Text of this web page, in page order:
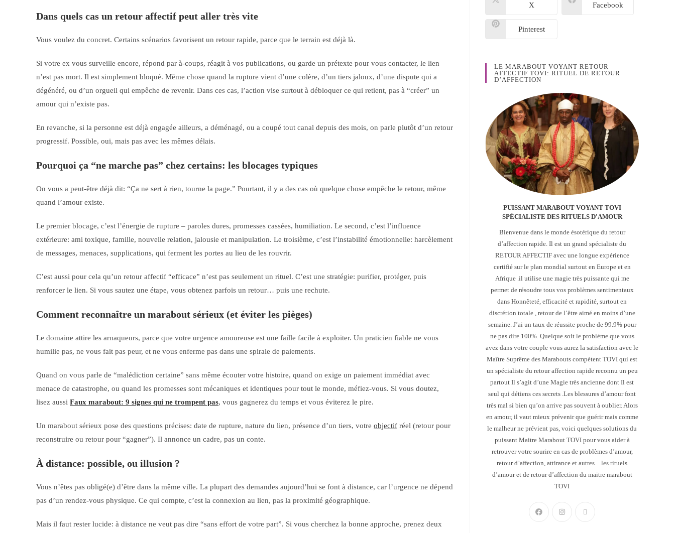
Dans quels cas un retour affectif peut aller très vite
Vous voulez du concret. Certains scénarios favorisent un retour rapide, parce que le terrain est déjà là.
Si votre ex vous surveille encore, répond par à-coups, réagit à vos publications, ou garde un prétexte pour vous contacter, le lien
n’est pas mort. Il est simplement bloqué. Même chose quand la rupture vient d’une colère, d’un tiers jaloux, d’une dispute qui a
dégénéré, ou d’un orgueil qui empêche de revenir. Dans ces cas, l’action vise surtout à débloquer ce qui retient, pas à “créer” un
amour qui n’existe pas.
En revanche, si la personne est déjà engagée ailleurs, a déménagé, ou a coupé tout canal depuis des mois, on parle plutôt d’un retour
progressif. Possible, oui, mais pas avec les mêmes délais.
Pourquoi ça “ne marche pas” chez certains: les blocages typiques
On vous a peut-être déjà dit: “Ça ne sert à rien, tourne la page.” Pourtant, il y a des cas où quelque chose empêche le retour, même
quand l’amour existe.
Le premier blocage, c’est l’énergie de rupture – paroles dures, promesses cassées, humiliation. Le second, c’est l’influence
extérieure: ami toxique, famille, nouvelle relation, jalousie et manipulation. Le troisième, c’est l’instabilité émotionnelle: harcèlement
de messages, menaces, supplications, qui ferment les portes au lieu de les rouvrir.
C’est aussi pour cela qu’un retour affectif “efficace” n’est pas seulement un rituel. C’est une stratégie: purifier, protéger, puis
renforcer le lien. Si vous sautez une étape, vous obtenez parfois un retour… puis une rechute.
Comment reconnaître un marabout sérieux (et éviter les pièges)
Le domaine attire les arnaqueurs, parce que votre urgence amoureuse est une faille facile à exploiter. Un praticien fiable ne vous
humilie pas, ne vous fait pas peur, et ne vous enferme pas dans une spirale de paiements.
Quand on vous parle de “malédiction certaine” sans même écouter votre histoire, quand on exige un paiement immédiat avec
menace de catastrophe, ou quand les promesses sont mécaniques et identiques pour tout le monde, méfiez-vous. Si vous doutez,
lisez aussi Faux marabout: 9 signes qui ne trompent pas, vous gagnerez du temps et vous éviterez le pire.
Un marabout sérieux pose des questions précises: date de rupture, nature du lien, présence d’un tiers, votre objectif réel (retour pour
reconstruire ou retour pour “gagner”). Il annonce un cadre, pas un conte.
À distance: possible, ou illusion ?
Vous n’êtes pas obligé(e) d’être dans la même ville. La plupart des demandes aujourd’hui se font à distance, car l’urgence ne dépend
pas d’un rendez-vous physique. Ce qui compte, c’est la connexion au lien, pas la proximité géographique.
Mais il faut rester lucide: à distance ne veut pas dire “sans effort de votre part”. Si vous cherchez la bonne approche, prenez deux
X Facebook
Pinterest
LE MARABOUT VOYANT RETOUR
AFFECTIF TOVI: RITUEL DE RETOUR
D’AFFECTION
PUISSANT MARABOUT VOYANT TOVI
SPÉCIALISTE DES RITUELS D'AMOUR
Bienvenue dans le monde ésotérique du retour
d’affection rapide. Il est un grand spécialiste du
RETOUR AFFECTIF avec une longue expérience
certifié sur le plan mondial surtout en Europe et en
Afrique .il utilise une magie très puissante qui me
permet de résoudre tous vos problèmes sentimentaux
dans Honnêteté, efficacité et rapidité, surtout en
discrétion totale , retour de l’être aimé en moins d’une
semaine. J’ai un taux de réussite proche de 99.9% pour
ne pas dire 100%. Quelque soit le problème que vous
avez dans votre couple vous aurez la satisfaction avec le
Maître Suprême des Marabouts compétent TOVI qui est
un spécialiste du retour affection rapide reconnu un peu
partout Il s’agit d’une Magie très ancienne dont Il est
seul qui détiens ces secrets .Les blessures d’amour font
très mal si bien qu’on arrive pas souvent à oublier. Alors
en amour, il vaut mieux prévenir que guérir mais comme
le malheur ne prévient pas, voici quelques solutions du
puissant Maitre Marabout TOVI pour vous aider à
retrouver votre sourire en cas de problèmes d’amour,
retour d’affection, attirance et autres…les rituels
d’amour et de retour d’affection du maitre marabout
TOVI